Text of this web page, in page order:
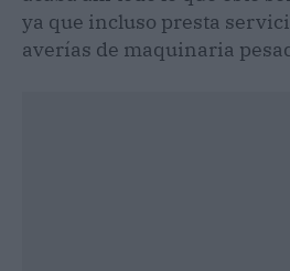
ya que incluso presta
averías de maquinaria